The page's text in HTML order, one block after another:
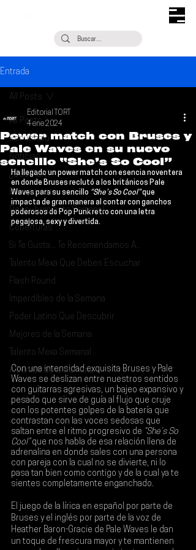
Entrada
All Posts
Escúchalo
Noticias
¿Qué Plan?
Entrevistas
Descubrimiento Semanal
Coberturas
Si Te Gusta... Te Recomendamos A...
Talento Mexa Que Debes Escuchar
Flash Round
Imperdibles de la Semana
Poder Latino Que Descubrir
Mejores de la Semana
Talento Mexa Semanal
Álbumes de la Semana
All Posts
Power match con Bruses y
Pale Waves en su nuevo
sencillo “She’s So Cool”
Editorial TORT
4 ene 2024
Ha llegado un power match con esencia noventera
en donde Bruses reclutó a los británicos Pale
Waves para su sencillo “She’s So Cool” que
impacta de gran manera al contar con ganchos
poderosos de Pop Punk retro con una letra
pegajosa, sexy y divertida.
Con una intensidad exquisita Bruses y Pale
Waves se deslizan entre nuestros sentidos
con guitarras agresivas, un bajeo expansivo y
pesado que sirve de guía al flujo que cruje
con los potentes golpes de la batería que
contrastan con las voces sedosas que
saltan entre el ritmo progresivo de “She’s So
Cool” que nos habla de esa relación llena de
adrenalina en donde sales con una persona
con pareja con la cual no se divierte, ni lo
pasa tan bien como contigo y de la cual ya te
sientes completamente enganchado.
El juego de la lírica en español por parte de
Bruses y el inglés por parte de la voz de
Heather Baron-Gracie de Pale Waves le dan
un toque de frescura mayor y te mantienen